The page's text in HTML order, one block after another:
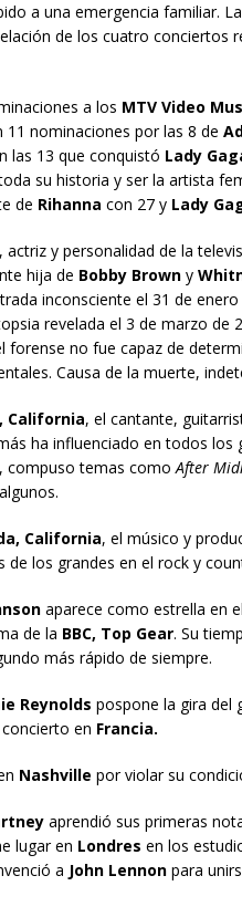
a una emergencia familiar.
de los cuatro conciertos
a los MTV Video
nominaciones por las 8 de
las 13 que conquistó Lady
su historia y ser la artista
de Rihanna con 27 yLady
y personalidad de la
hija de Bobby Browny
inconsciente el 31 de
revelada el 3 de marzo de
no fue capaz de
Causa de la muerte,
California, el cantante,
ha influenciado en todos los
compuso temas comoAfter
California, el músico y
de los grandes en el rock y
aparece como estrella en
de la BBC, Top Gear. Su
más rápido de siempre.
Reynolds pospone la gira del
en Francia.
Nashville por violar su
aprendió sus primeras
lugar en Londres en los
a John Lennonpara